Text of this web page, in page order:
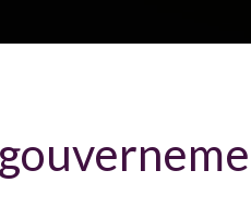
Plan du site Glossaire